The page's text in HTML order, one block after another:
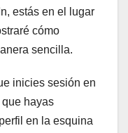
estás en el lugar
cómo
sencilla.
inicies sesión en
hayas
en la esquina